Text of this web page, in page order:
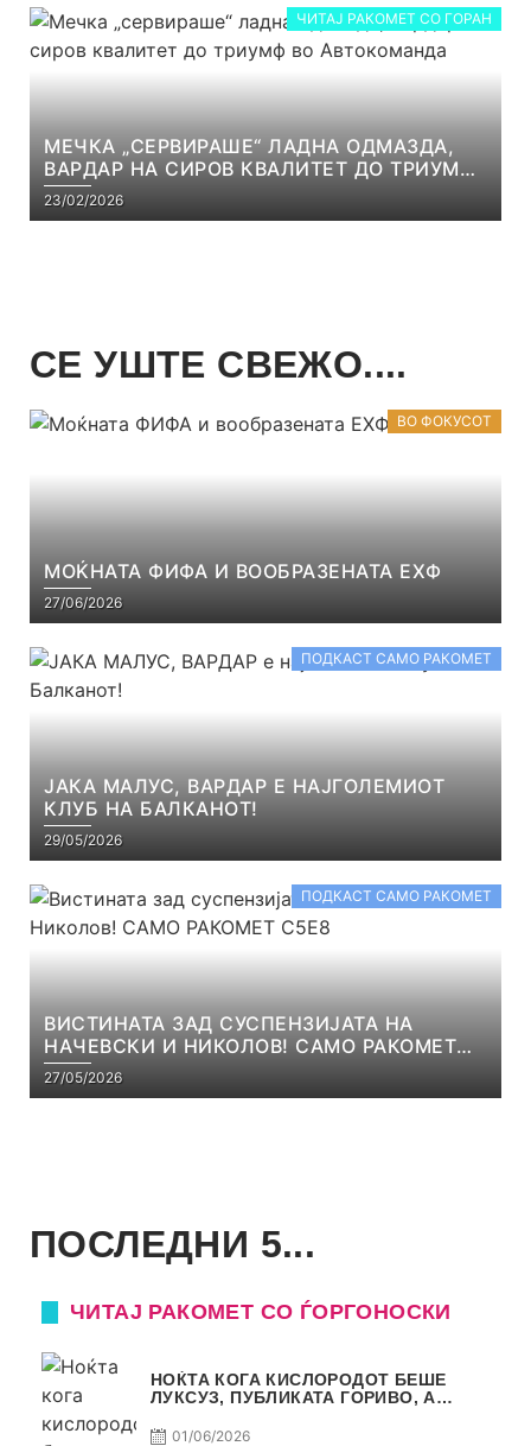
ЧИТАЈ РАКОМЕТ СО ГОРАН
МЕЧКА „СЕРВИРАШЕ“ ЛАДНА ОДМАЗДА,
ВАРДАР НА СИРОВ КВАЛИТЕТ ДО ТРИУМФ
ВО АВТОКОМАНДА
23/02/2026
СЕ УШТЕ СВЕЖО....
ВО ФОКУСОТ
МОЌНАТА ФИФА И ВООБРАЗЕНАТА ЕХФ
27/06/2026
ПОДКАСТ САМО РАКОМЕТ
ЈАКА МАЛУС, ВАРДАР Е НАЈГОЛЕМИОТ
КЛУБ НА БАЛКАНОТ!
29/05/2026
ПОДКАСТ САМО РАКОМЕТ
ВИСТИНАТА ЗАД СУСПЕНЗИЈАТА НА
НАЧЕВСКИ И НИКОЛОВ! САМО РАКОМЕТ
С5Е8
27/05/2026
ПОСЛЕДНИ 5...
ЧИТАЈ РАКОМЕТ СО ЃОРГОНОСКИ
НОЌТА КОГА КИСЛОРОДОТ БЕШЕ
ЛУКСУЗ, ПУБЛИКАТА ГОРИВО, А
01/06/2026